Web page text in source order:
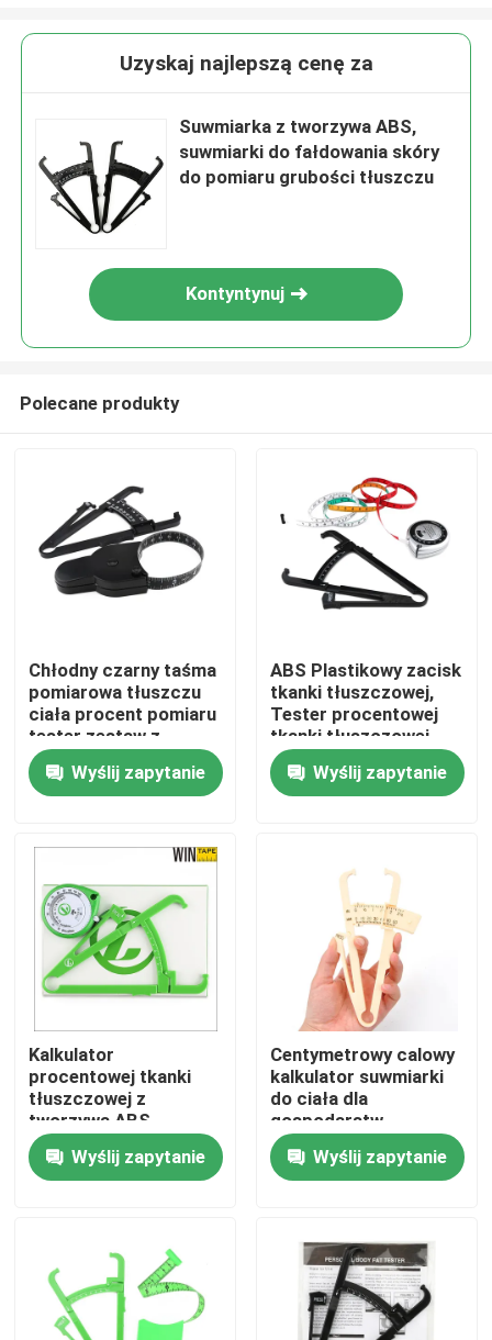
Dom
Produkty
O nas
Wycieczka po fabryce
Kontrola jakości
Skontaktuj się z nami
Poprosić o wycenę
Laserowa taśma miernicza
Spersonalizowana taśma miernicza do szycia
Uzyskaj najlepszą cenę za
Suwmiarka z tworzywa ABS,
suwmiarki do fałdowania skóry
do pomiaru grubości tłuszczu
Kontyntynuj
Polecane produkty
Chłodny czarny taśma
pomiarowa tłuszczu
ciała procent pomiaru
tester zestaw z
blokowania szpilki
wcisnąć przycisk
zwrot
Wyślij zapytanie
ABS Plastikowy zacisk
tkanki tłuszczowej,
Tester procentowej
tkanki tłuszczowej
OEM ODM
Wyślij zapytanie
Kalkulator
procentowej tkanki
tłuszczowej z
tworzywa ABS
Suwmiarka z
dwustronną skalą 150
cm
Wyślij zapytanie
Centymetrowy calowy
kalkulator suwmiarki
do ciała dla
gospodarstw
domowych
Wyślij zapytanie